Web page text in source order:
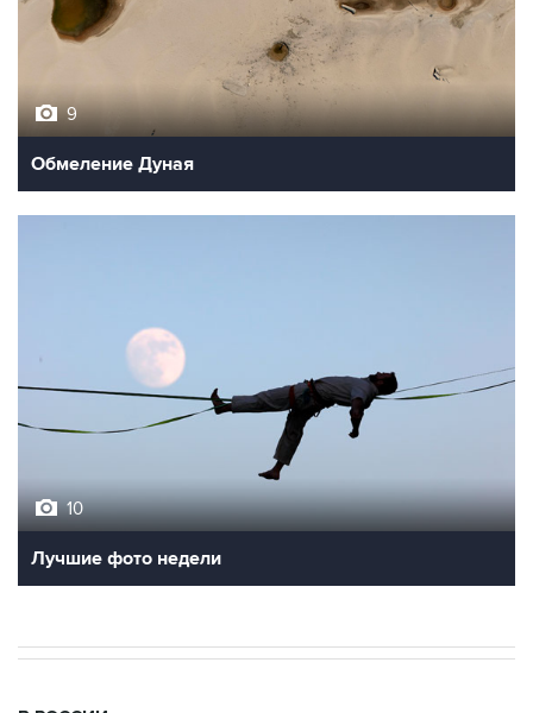
Обмеление Дуная
Лучшие фото недели